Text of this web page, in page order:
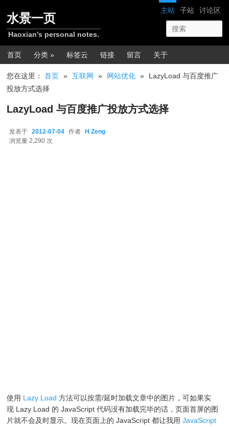
网站导航
主站 子站 讨论区
水景一页
Haoxian's personal notes.
主菜单
首页 分类 » 标签云 链接 留言 关于
您在这里：首页 » 互联网 » 网站优化 »
LazyLoad 与百度推广
投放方式选择
LazyLoad 与百度推广投放方式选择
发表于 2012-07-04 作者 H Zeng
浏览量 2,290 次
使用 Lazy Load 方法可以按需/延时加载文章中的图片，可如果实
现 Lazy Load 的 JavaScript 代码没有加载完毕的话，页面首屏的图
片就不会及时显示。现在页面上的 JavaScript 都让我用JavaScript